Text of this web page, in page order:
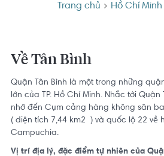
Trang chủ Hồ Chí Minh
Về Tân Bình
Quận Tân Bình là một trong những
lớn của TP. Hồ Chí Minh. Nhắc tới Quận
nhớ đến Cụm cảng hàng không sân
( diện tích 7,44 km2 ) và quốc lộ 22 về
Campuchia.
Vị trí địa lý, đặc điểm tự nhiên của